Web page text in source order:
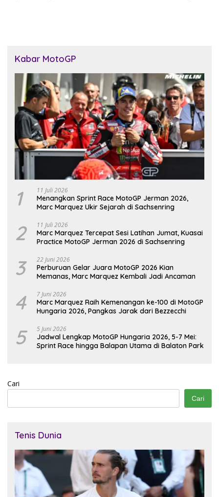
Kabar MotoGP
1 11 Juli 2026
Menangkan Sprint Race MotoGP Jerman 2026,
Marc Marquez Ukir Sejarah di Sachsenring
2 11 Juli 2026
Marc Marquez Tercepat Sesi Latihan Jumat, Kuasai
Practice MotoGP Jerman 2026 di Sachsenring
3 22 Juni 2026
Perburuan Gelar Juara MotoGP 2026 Kian
Memanas, Marc Marquez Kembali Jadi Ancaman
4 7 Juni 2026
Marc Marquez Raih Kemenangan ke-100 di MotoGP
Hungaria 2026, Pangkas Jarak dari Bezzecchi
5 5 Juni 2026
Jadwal Lengkap MotoGP Hungaria 2026, 5-7 Mei:
Sprint Race hingga Balapan Utama di Balaton Park
Cari
Cari
Tenis Dunia